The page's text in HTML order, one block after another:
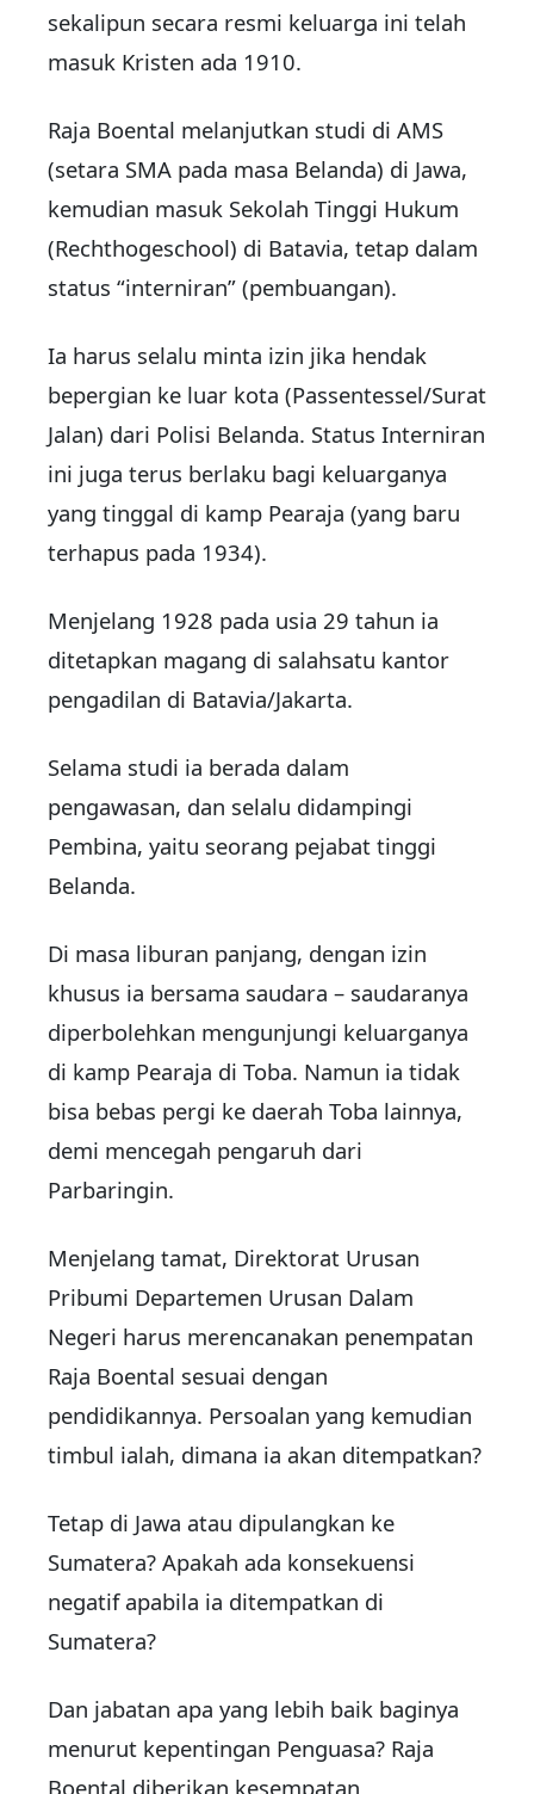
sekalipun secara resmi keluarga ini telah
masuk Kristen ada 1910.
Raja Boental melanjutkan studi di AMS
(setara SMA pada masa Belanda) di Jawa,
kemudian masuk Sekolah Tinggi Hukum
(Rechthogeschool) di Batavia, tetap dalam
status “interniran” (pembuangan).
Ia harus selalu minta izin jika hendak
bepergian ke luar kota (Passentessel/Surat
Jalan) dari Polisi Belanda. Status Interniran
ini juga terus berlaku bagi keluarganya
yang tinggal di kamp Pearaja (yang baru
terhapus pada 1934).
Menjelang 1928 pada usia 29 tahun ia
ditetapkan magang di salahsatu kantor
pengadilan di Batavia/Jakarta.
Selama studi ia berada dalam
pengawasan, dan selalu didampingi
Pembina, yaitu seorang pejabat tinggi
Belanda.
Di masa liburan panjang, dengan izin
khusus ia bersama saudara – saudaranya
diperbolehkan mengunjungi keluarganya
di kamp Pearaja di Toba. Namun ia tidak
bisa bebas pergi ke daerah Toba lainnya,
demi mencegah pengaruh dari
Parbaringin.
Menjelang tamat, Direktorat Urusan
Pribumi Departemen Urusan Dalam
Negeri harus merencanakan penempatan
Raja Boental sesuai dengan
pendidikannya. Persoalan yang kemudian
timbul ialah, dimana ia akan ditempatkan?
Tetap di Jawa atau dipulangkan ke
Sumatera? Apakah ada konsekuensi
negatif apabila ia ditempatkan di
Sumatera?
Dan jabatan apa yang lebih baik baginya
menurut kepentingan Penguasa? Raja
Boental diberikan kesempatan